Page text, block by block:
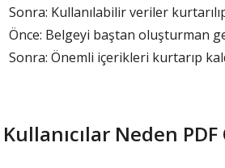
Sonra: Kullanılabilir veriler
Önce: Belgeyi baştan oluşturman
Sonra: Önemli içerikleri kurtarıp
Kullanıcılar Neden